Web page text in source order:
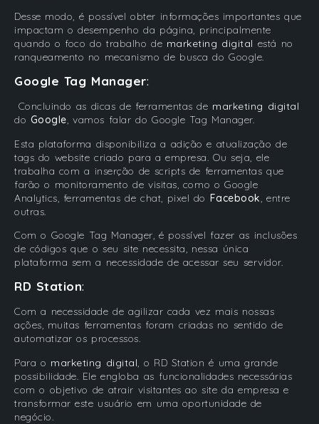
Desse modo, é possível obter informações importantes que
impactam o desempenho da página, principalmente
quando o foco do trabalho de marketing digital está no
ranqueamento no mecanismo de busca do Google.
Google Tag Manager:
Concluindo as dicas de ferramentas de marketing digital
do Google, vamos falar do Google Tag Manager.
Esta plataforma disponibiliza a adição e atualização de
tags do website criado para a empresa. Ou seja, ele
trabalha com a inserção de scripts de ferramentas que
farão o monitoramento de visitas, como o Google
Analytics, ferramentas de chat, pixel do Facebook , entre
outras.
Com o Google Tag Manager, é possível fazer as inclusões
de códigos que o seu site necessita, nessa única
plataforma sem a necessidade de acessar seu servidor.
RD Station:
Com a necessidade de agilizar cada vez mais nossas
ações, muitas ferramentas foram criadas no sentido de
automatizar os processos.
Para o marketing digital, o RD Station é uma grande
possibilidade. Ele engloba as funcionalidades necessárias
com o objetivo de atrair visitantes ao site da empresa e
transformar este usuário em uma oportunidade de
negócio.